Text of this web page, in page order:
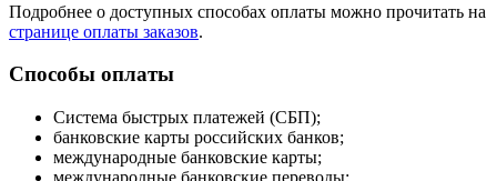
Подробнее о доступных способах оплаты можно прочитать на
странице оплаты заказов.
Способы оплаты
Система быстрых платежей (СБП);
банковские карты российских банков;
международные банковские карты;
международные банковские переводы;